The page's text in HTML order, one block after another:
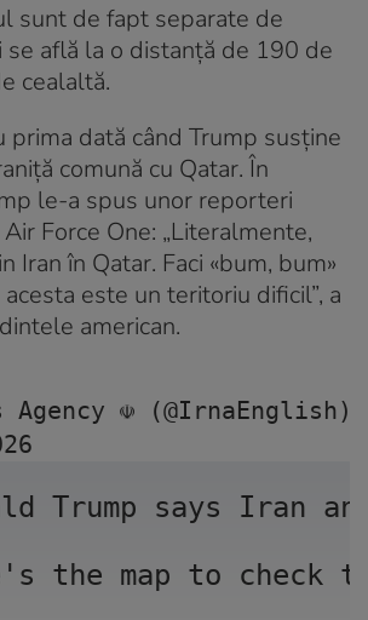
sunt de fapt separate de
se află la o distanță de 190 de
cealaltă.
prima dată când Trump susține
comună cu Qatar. În
le-a spus unor reporteri
Force One: „Literalmente,
Iran în Qatar. Faci «bum, bum»
este un teritoriu dificil”, a
american.
Trump says Iran
the map to check
Agency ☫ (@IrnaEnglish)